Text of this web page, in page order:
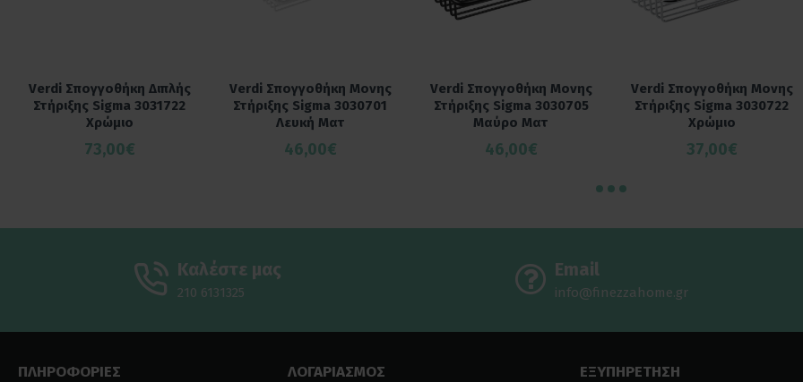
Verdi Σπογγοθήκη Διπλής
Στήριξης Sigma 3031722
Χρώμιο
73,00€
Verdi Σπογγοθήκη Μονης
Στήριξης Sigma 3030701
Λευκή Ματ
46,00€
Verdi Σπογγοθήκη Μονης
Στήριξης Sigma 3030705
Μαύρο Ματ
46,00€
Verdi Σπογγοθήκη Μονης
Στήριξης Sigma 3030722
Χρώμιο
37,00€
Καλέστε μας
210 6131325
Email
info@finezzahome.gr
ΠΛΗΡΟΦΟΡΙΕΣ ΛΟΓΑΡΙΑΣΜΟΣ ΕΞΥΠΗΡΕΤΗΣΗ